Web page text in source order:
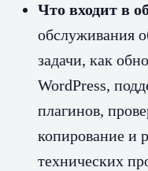
Что входит в
обслуживания
задачи, как
WordPress,
плагинов,
копирование и
технических